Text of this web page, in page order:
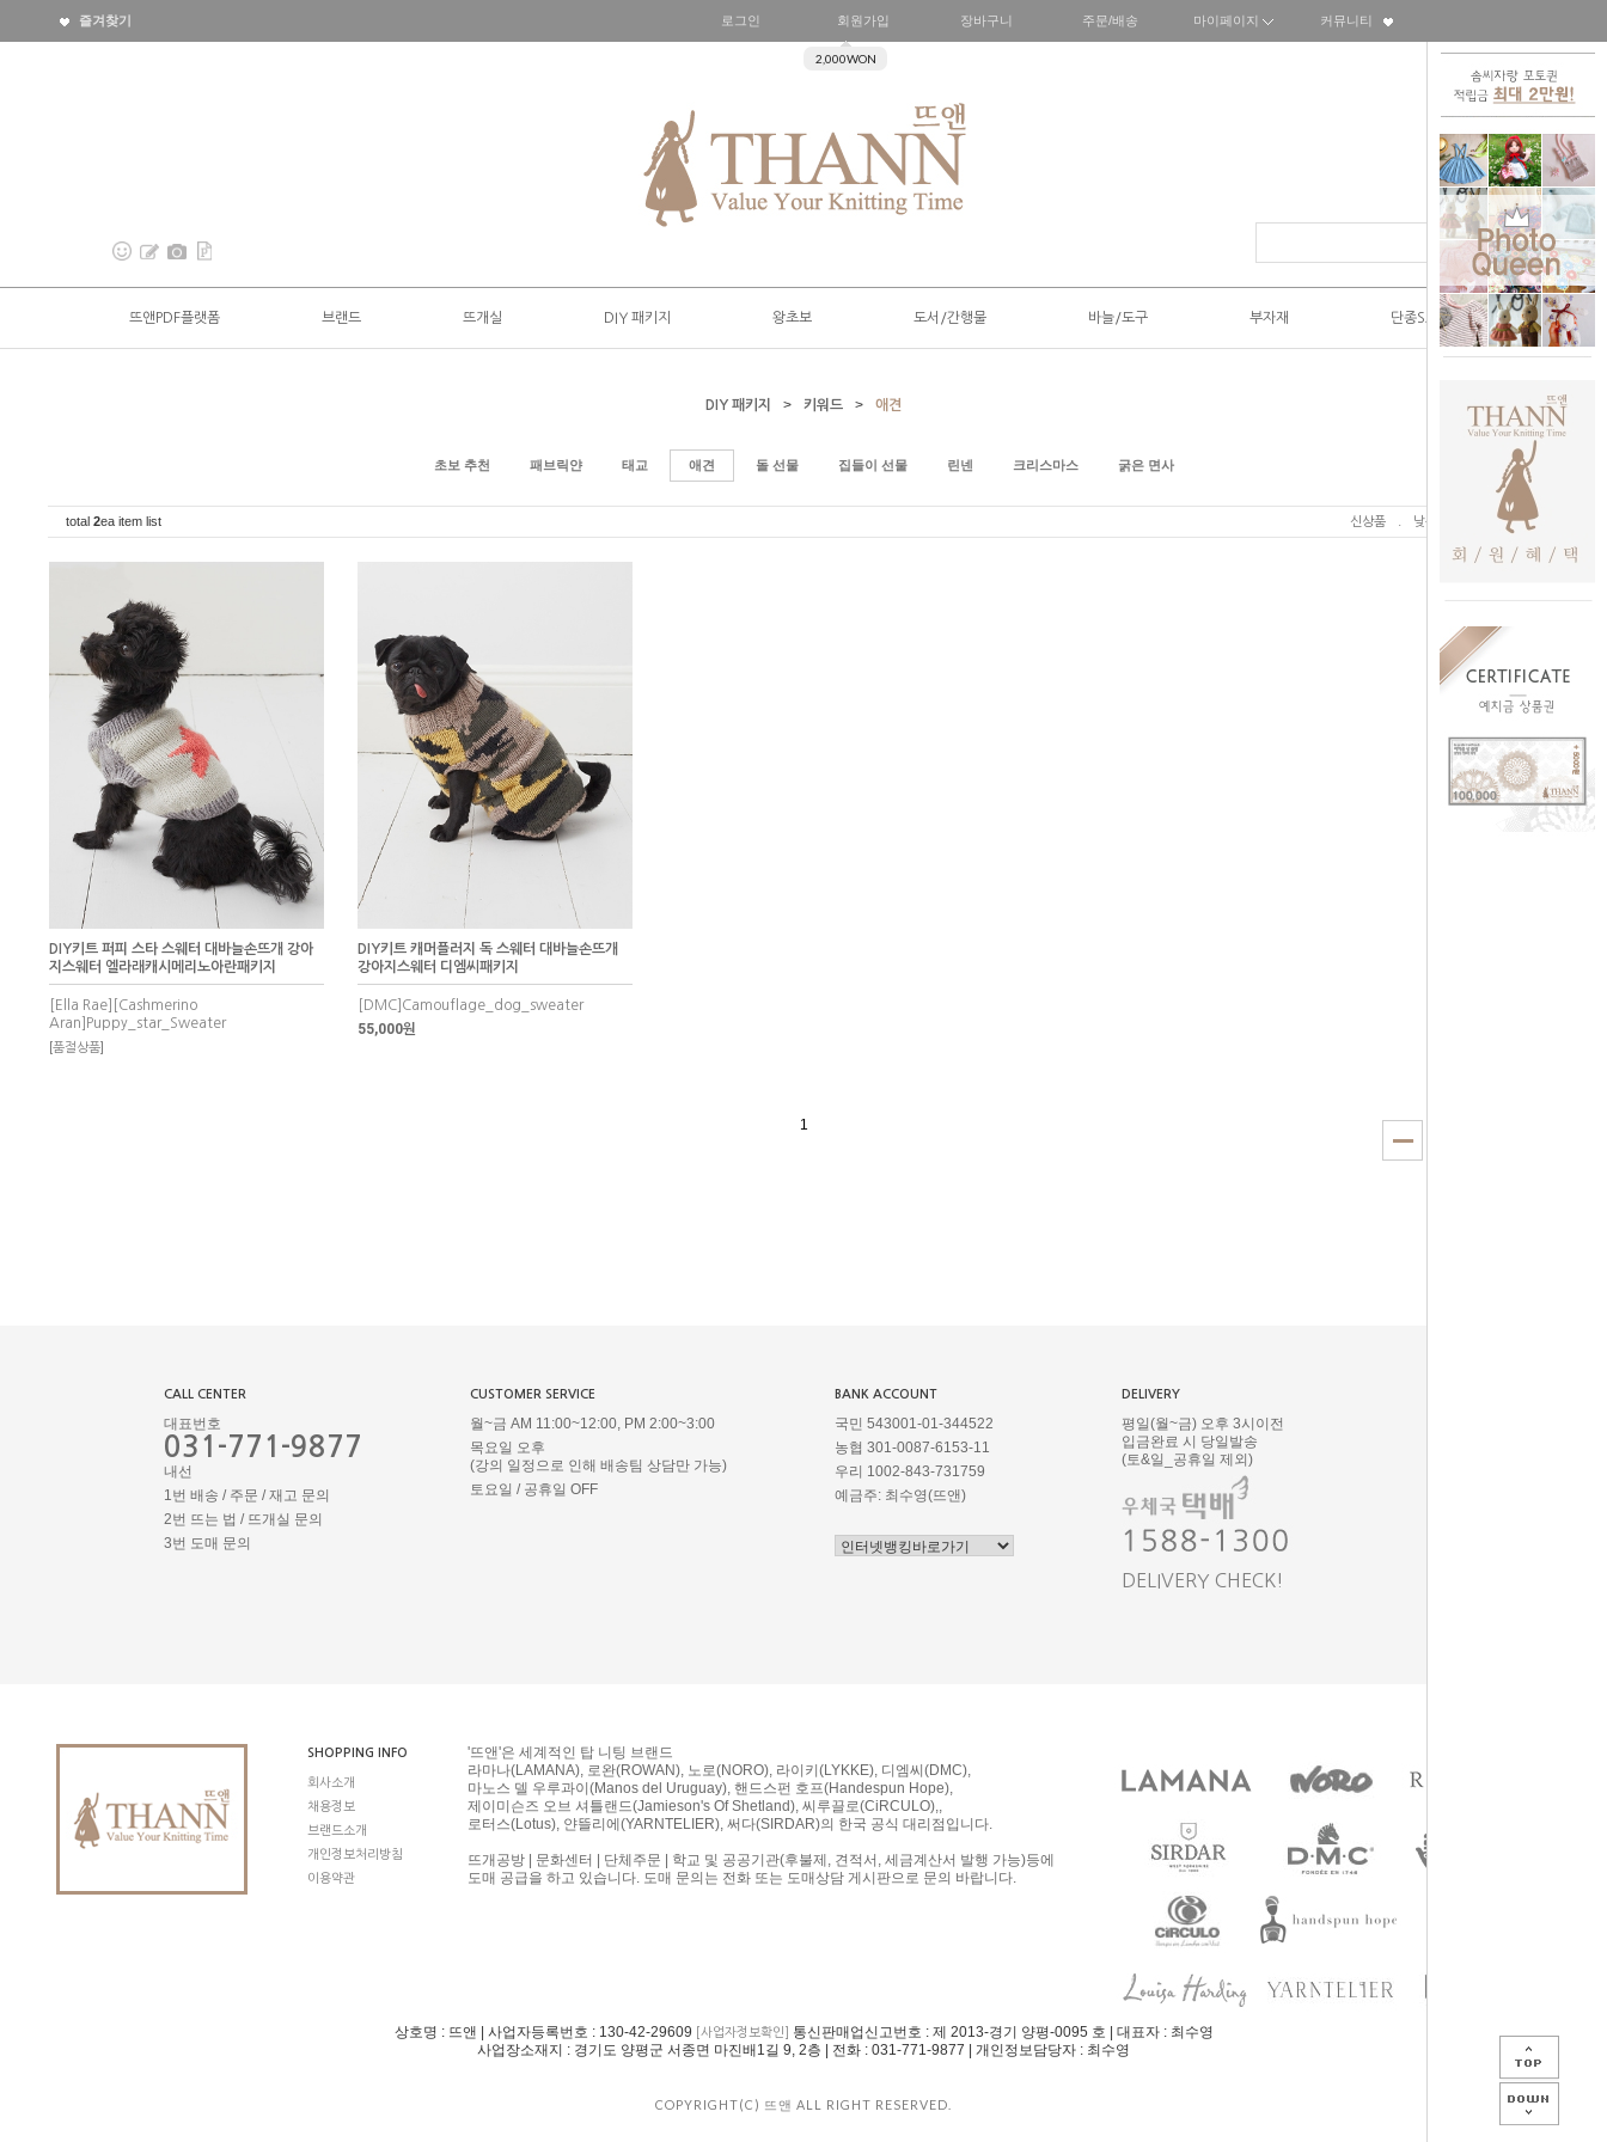
즐겨찾기 로그인 회원가입
2,000WON
장바구니 주문/배송 마이페이지 커뮤니티
뜨앤PDF플랫폼 브랜드 뜨개실 DIY 패키지 왕초보 도서/간행물 바늘/도구 부자재 단종SALE50%
DIY 패키지 > 키워드 > 애견
초보 추천 패브릭얀 태교 애견 돌 선물 집들이 선물 린넨 크리스마스 굵은 면사
total 2ea item list 신상품 낮은가격 높은가격
DIY키트 퍼피 스타 스웨터 대바늘손뜨개 강아
지스웨터 엘라래캐시메리노아란패키지
[Ella Rae][Cashmerino
Aran]Puppy_star_Sweater
[품절상품]
DIY키트 캐머플러지 독 스웨터 대바늘손뜨개
강아지스웨터 디엠씨패키지
[DMC]Camouflage_dog_sweater
55,000원
1
CALL CENTER
대표번호
031-771-9877
내선
1번 배송 / 주문 / 재고 문의
2번 뜨는 법 / 뜨개실 문의
3번 도매 문의
CUSTOMER SERVICE
월~금 AM 11:00~12:00, PM 2:00~3:00
목요일 오후
(강의 일정으로 인해 배송팀 상담만 가능)
토요일 / 공휴일 OFF
BANK ACCOUNT
국민 543001-01-344522
농협 301-0087-6153-11
우리 1002-843-731759
예금주: 최수영(뜨앤)
DELIVERY
평일(월~금) 오후 3시이전
입금완료 시 당일발송
(토&일_공휴일 제외)
DELIVERY CHECK!
SHOPPING INFO
회사소개
채용정보
브랜드소개
개인정보처리방침
이용약관
'뜨앤'은 세계적인 탑 니팅 브랜드
라마나(LAMANA), 로완(ROWAN), 노로(NORO), 라이키(LYKKE), 디엠씨(DMC),
마노스 델 우루과이(Manos del Uruguay), 핸드스펀 호프(Handespun Hope),
제이미슨즈 오브 셔틀랜드(Jamieson's Of Shetland), 씨루끌로(CiRCULO),,
로터스(Lotus), 얀뜰리에(YARNTELIER), 써다(SIRDAR)의 한국 공식 대리점입니다.
뜨개공방 | 문화센터 | 단체주문 | 학교 및 공공기관(후불제, 견적서, 세금계산서 발행 가능)등에
도매 공급을 하고 있습니다. 도매 문의는 전화 또는 도매상담 게시판으로 문의 바랍니다.
상호명 : 뜨앤 | 사업자등록번호 : 130-42-29609 [사업자정보확인]
통신판매업신고번호 : 제 2013-경기 양평-0095 호 | 대표자 : 최수영
사업장소재지 : 경기도 양평군 서종면 마진배1길 9, 2층 | 전화 : 031-771-9877 | 개인정보담당자 : 최수영
COPYRIGHT(C) 뜨앤 ALL RIGHT RESERVED.